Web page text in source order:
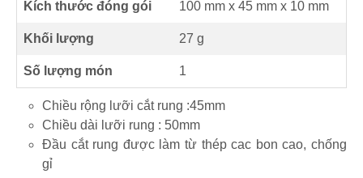
Kích thước đóng gói 100 mm x 45 mm x 10 mm
Khối lượng 27 g
Số lượng món 1
Chiều rộng lưỡi cắt rung :45mm
Chiều dài lưỡi rung : 50mm
Đầu cắt rung được làm từ thép cac bon cao, chống
gỉ